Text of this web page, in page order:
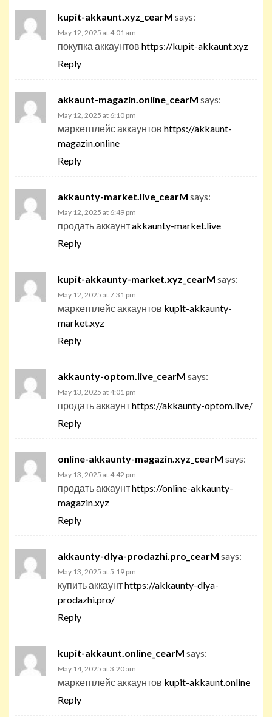
kupit-akkaunt.xyz_cearM says:
May 12, 2025 at 4:01 am
покупка аккаунтов https://kupit-akkaunt.xyz
Reply
akkaunt-magazin.online_cearM says:
May 12, 2025 at 6:10 pm
маркетплейс аккаунтов https://akkaunt-
magazin.online
Reply
akkaunty-market.live_cearM says:
May 12, 2025 at 6:49 pm
продать аккаунтakkaunty-market.live
Reply
kupit-akkaunty-market.xyz_cearM says:
May 12, 2025 at 7:31 pm
маркетплейс аккаунтов kupit-akkaunty-
market.xyz
Reply
akkaunty-optom.live_cearM says:
May 13, 2025 at 4:01 pm
продать аккаунтhttps://akkaunty-optom.live/
Reply
online-akkaunty-magazin.xyz_cearM says:
May 13, 2025 at 4:42 pm
продать аккаунтhttps://online-akkaunty-
magazin.xyz
Reply
akkaunty-dlya-prodazhi.pro_cearM says:
May 13, 2025 at 5:19 pm
купить аккаунтhttps://akkaunty-dlya-
prodazhi.pro/
Reply
kupit-akkaunt.online_cearM says:
May 14, 2025 at 3:20 am
маркетплейс аккаунтов kupit-akkaunt.online
Reply